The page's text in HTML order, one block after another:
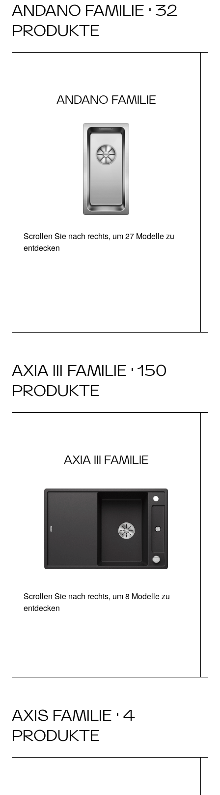
ANDANO FAMILIE · 32
PRODUKTE
ANDANO FAMILIE
Scrollen Sie nach rechts, um 27 Modelle zu
entdecken
AXIA III FAMILIE · 150
PRODUKTE
AXIA III FAMILIE
Scrollen Sie nach rechts, um 8 Modelle zu
entdecken
AXIS FAMILIE · 4
PRODUKTE